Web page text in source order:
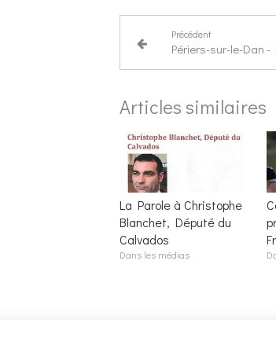
Précédent
Articles similaires
La Parole à Christophe
Blanchet, Député du
Calvados
Dans les médias